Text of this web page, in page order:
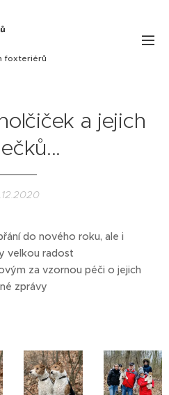
foxteriérů
a jejich
do nového roku, ale i
velkou radost ❤
za vzornou péči o jejich
zprávy 🥰🤗